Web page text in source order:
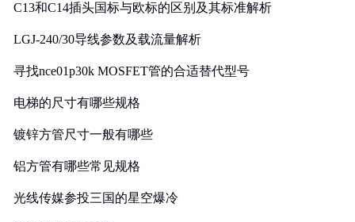
C13和C14插头国标与欧标的区别及其标准解析
LGJ-240/30导线参数及载流量解析
寻找nce01p30k MOSFET管的合适替代型号
电梯的尺寸有哪些规格
镀锌方管尺寸一般有哪些
铝方管有哪些常见规格
光线传媒参投三国的星空爆冷